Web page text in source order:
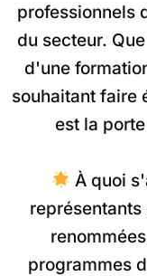
professionnels
du secteur.
d'une
souhaitant faire
est la
À quoi
programmes